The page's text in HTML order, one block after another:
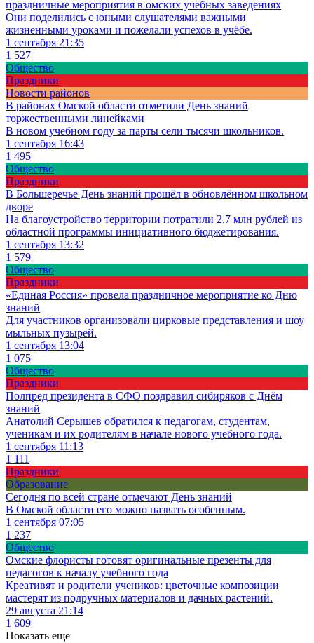
праздничные мероприятия в омских учебных заведениях
Они поделились с юными слушателями важными
жизненными уроками и пожелали успехов в учёбе.
1 сентября 21:35
1 527
Общество
Праздники
Новости районов
В районах Омской области отметили День знаний
торжественными линейками
В новом учебном году за парты сели тысячи школьников.
1 сентября 16:43
1 495
Общество
Праздники
В Большеречье День знаний прошёл в обновлённом школьном
дворе
На благоустройство территории потратили 2,7 млн рублей из
областной программы инициативного бюджетирования.
1 сентября 13:32
1 579
Общество
Праздники
«Единая Россия» провела праздничное мероприятие ко Дню
знаний
Для участников организовали цирковые представления и шоу
мыльных пузырей.
1 сентября 13:04
1 075
Общество
Праздники
Полпред президента в СФО поздравил сибиряков с Днём
знаний
Анатолий Серышев обратился к педагогам, студентам,
ученикам и их родителям в начале нового учебного года.
1 сентября 11:13
1 111
Праздники
Образование
Сегодня по всей стране отмечают День знаний
В Омской области его можно назвать особенным.
1 сентября 07:05
1 237
Общество
Омские флористы готовят оригинальные презенты для
педагогов к началу учебного года
Креативят и родители учеников: цветочные композиции
мастерят из подручных материалов и дачных растений.
29 августа 21:14
1 609
Показать еще